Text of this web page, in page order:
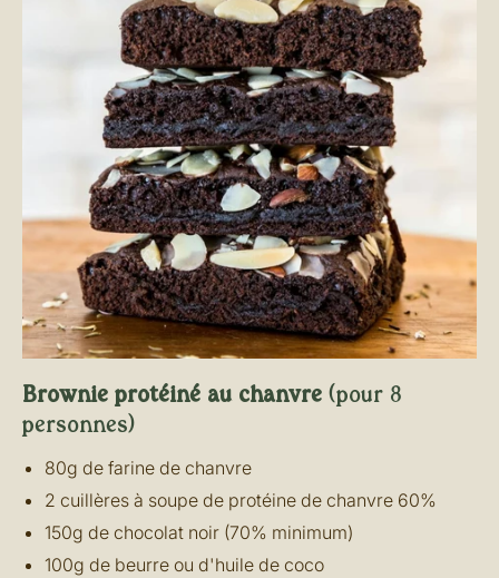
Brownie protéiné au chanvre (pour 8
personnes)
80g de farine de chanvre
2 cuillères à soupe de protéine de chanvre 60%
150g de chocolat noir (70% minimum)
100g de beurre ou d'huile de coco